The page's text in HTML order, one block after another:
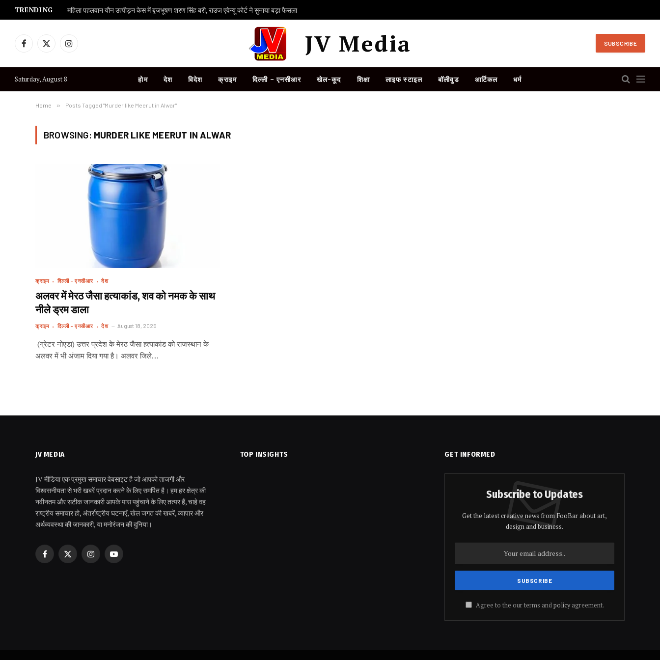
TRENDING महिला पहलवान यौन उत्पीड़न केस में बृजभूषण शरण सिंह बरी, राउज एवेन्यू कोर्ट ने सुनाया बड़ा फैसला
Facebook
X
Instagram JV Media SUBSCRIBE
Saturday, August 8 होम देश विदेश क्राइम दिल्ली – एनसीआर खेल-कूद शिक्षा लाइफ स्टाइल बॉलीवुड आर्टिकल धर्म
Home » Posts Tagged "Murder like Meerut in Alwar"
BROWSING: MURDER LIKE MEERUT IN ALWAR
क्राइम दिल्ली - एनसीआर देश
अलवर में मेरठ जैसा हत्याकांड, शव को नमक के साथ
नीले ड्रम डाला
क्राइम दिल्ली - एनसीआर देश August 18, 2025
(ग्रेटर नोएडा) उत्तर प्रदेश के मेरठ जैसा हत्याकांड को राजस्थान के
अलवर में भी अंजाम दिया गया है। अलवर जिले…
JV MEDIA
JV मीडिया एक प्रमुख समाचार वेबसाइट है जो आपको ताजगी और
विश्वसनीयता से भरी खबरें प्रदान करने के लिए समर्पित है। हम हर क्षेत्र की
नवीनतम और सटीक जानकारी आपके पास पहुंचाने के लिए तत्पर हैं, चाहे वह
राष्ट्रीय समाचार हो, अंतर्राष्ट्रीय घटनाएँ, खेल जगत की खबरें, व्यापार और
अर्थव्यवस्था की जानकारी, या मनोरंजन की दुनिया।
Facebook
X
InstagramYouTube
TOP INSIGHTS GET INFORMED
Subscribe to Updates
Get the latest creative news from FooBar about art,
design and business.
Agree to the our terms andpolicyagreement.